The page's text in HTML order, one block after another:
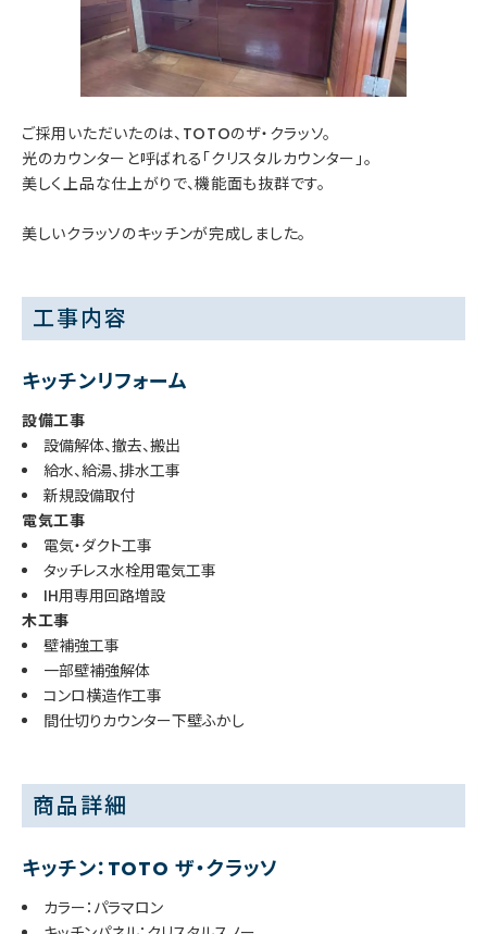
ご採用いただいたのは、TOTOのザ・クラッソ。
光のカウンターと呼ばれる「クリスタルカウンター」。
美しく上品な仕上がりで、機能面も抜群です。
美しいクラッソのキッチンが完成しました。
工事内容
キッチンリフォーム
設備工事
設備解体、撤去、搬出
給水、給湯、排水工事
新規設備取付
電気工事
電気・ダクト工事
タッチレス水栓用電気工事
IH用専用回路増設
木工事
壁補強工事
一部壁補強解体
コンロ横造作工事
間仕切りカウンター下壁ふかし
商品詳細
キッチン：TOTO ザ・クラッソ
カラー：パラマロン